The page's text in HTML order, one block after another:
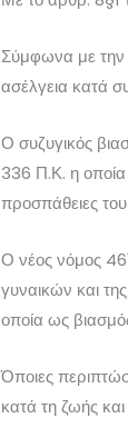
Σύμφωνα με την
ασέλγεια κατά
Ο συζυγικός
336 Π.Κ. η οποία
προσπάθειες
Ο νέος νόμος
γυναικών και
οποία ως
Όποιες
κατά τη ζωής